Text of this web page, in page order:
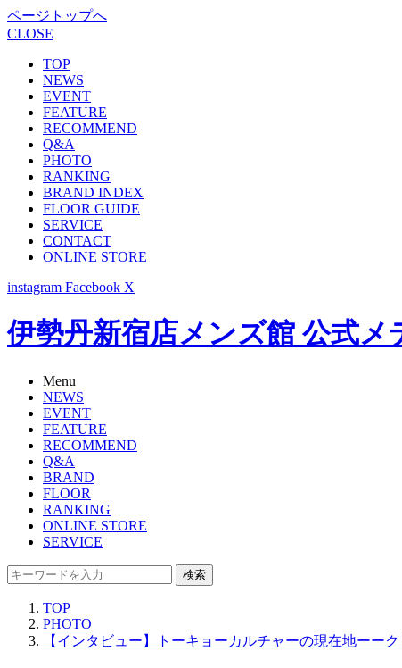
ページトップへ
CLOSE
TOP
NEWS
EVENT
FEATURE
RECOMMEND
Q&A
PHOTO
RANKING
BRAND INDEX
FLOOR GUIDE
SERVICE
CONTACT
ONLINE STORE
instagram Facebook X
伊勢丹新宿店メンズ館 公式メ
Menu
NEWS
EVENT
FEATURE
RECOMMEND
Q&A
BRAND
FLOOR
RANKING
ONLINE STORE
SERVICE
検索
TOP
PHOTO
【インタビュー】トーキョーカルチャーの現在地ーー